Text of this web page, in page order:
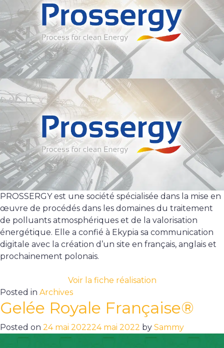
PROSSERGY est une société spécialisée dans la mise en
œuvre de procédés dans les domaines du traitement
de polluants atmosphériques et de la valorisation
énergétique. Elle a confié à Ekypia sa communication
digitale avec la création d’un site en français, anglais et
prochainement polonais.
Voir la fiche réalisation
Posted in Archives
Gelée Royale Française®
Posted on 24 mai 202224 mai 2022 by Sammy